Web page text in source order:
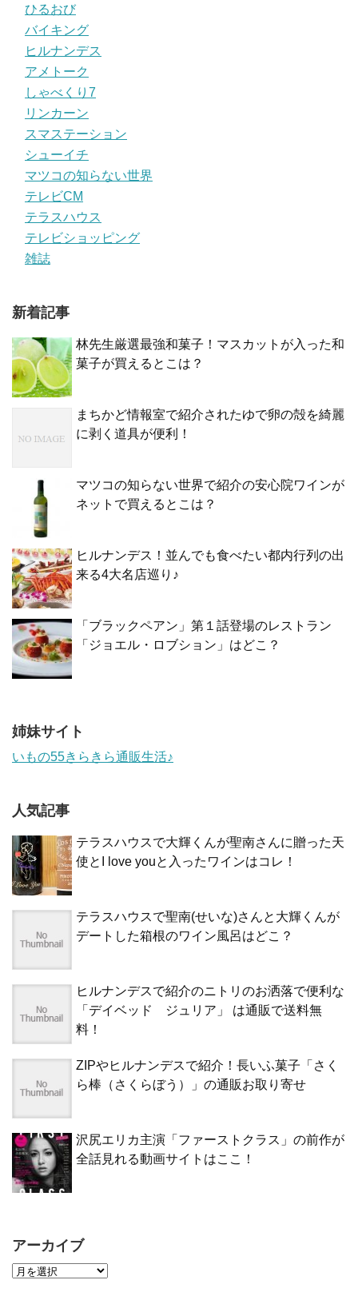
ひるおび
バイキング
ヒルナンデス
アメトーク
しゃべくり7
リンカーン
スマステーション
シューイチ
マツコの知らない世界
テレビCM
テラスハウス
テレビショッピング
雑誌
新着記事
林先生厳選最強和菓子！マスカットが入った和
菓子が買えるとこは？
まちかど情報室で紹介されたゆで卵の殻を綺麗
に剥く道具が便利！
マツコの知らない世界で紹介の安心院ワインが
ネットで買えるとこは？
ヒルナンデス！並んでも食べたい都内行列の出
来る4大名店巡り♪
「ブラックペアン」第１話登場のレストラン
「ジョエル・ロブション」はどこ？
姉妹サイト
いもの55きらきら通販生活♪
人気記事
テラスハウスで大輝くんが聖南さんに贈った天
使とI love youと入ったワインはコレ！
テラスハウスで聖南(せいな)さんと大輝くんが
デートした箱根のワイン風呂はどこ？
ヒルナンデスで紹介のニトリのお洒落で便利な
「デイベッド ジュリア」 は通販で送料無
料！
ZIPやヒルナンデスで紹介！長いふ菓子「さく
ら棒（さくらぼう）」の通販お取り寄せ
沢尻エリカ主演「ファーストクラス」の前作が
全話見れる動画サイトはここ！
アーカイブ